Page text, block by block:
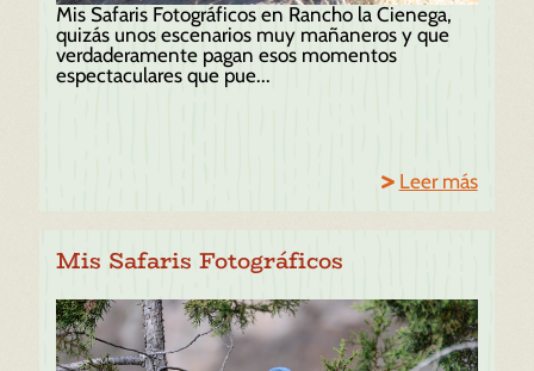
Mis Safaris Fotográficos en Rancho la Cienega,
quizás unos escenarios muy mañaneros y que
verdaderamente pagan esos momentos
espectaculares que pue...
Leer más
Mis Safaris Fotográficos